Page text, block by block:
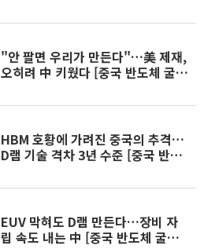
"안 팔면 우리가 만든다"…美 제재,
오히려 中 키웠다 [중국 반도체 굴기
HBM 호황에 가려진 중국의 추격…
D램 기술 격차 3년 수준 [중국 반도
EUV 막혀도 D램 만든다…장비 자
립 속도 내는 中 [중국 반도체 굴기